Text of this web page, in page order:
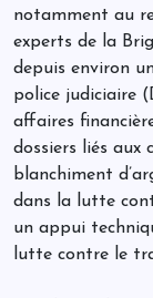
notamment au
experts de la
depuis environ
police judiciaire
affaires
dossiers liés aux
blanchiment
dans la lutte
un appui
lutte contre le